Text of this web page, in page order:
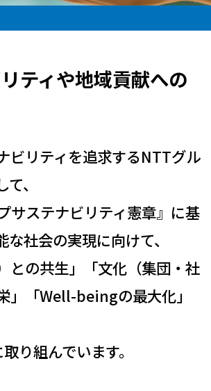
ティや地域貢献への
ビリティを追求するNTTグル
、
サステナビリティ憲章』に基
な社会の実現に向けて、
との共生」「文化（集団・社
」「Well-beingの最大化」
り組んでいます。